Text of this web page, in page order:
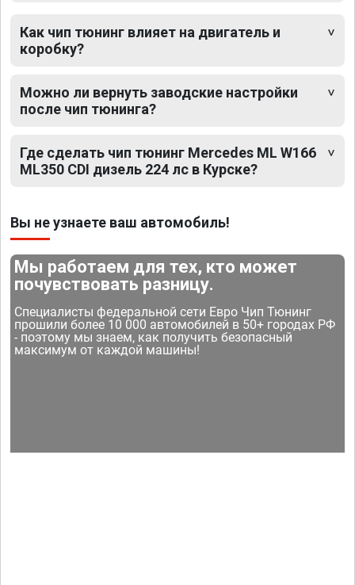
Как чип тюнинг влияет на двигатель и
коробку?
Можно ли вернуть заводские настройки
после чип тюнинга?
Где сделать чип тюнинг Mercedes ML W166
ML350 CDI дизель 224 лс в Курске?
Вы не узнаете ваш автомобиль!
Мы работаем для тех, кто может
почувствовать разницу.
Специалисты федеральной сети Евро Чип Тюнинг
прошили более 10 000 автомобилей в 50+ городах РФ
- поэтому мы знаем, как получить безопасный
максимум от каждой машины!